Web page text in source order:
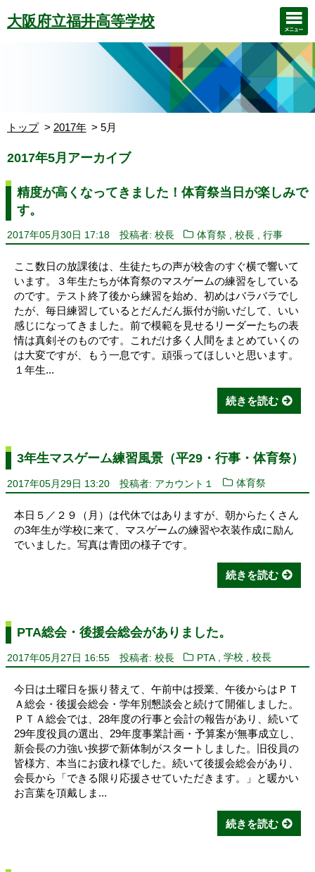
大阪府立福井高等学校
トップ 2017年 5月
2017年5月アーカイブ
精度が高くなってきました！体育祭当日が楽しみで
す。
2017年05月30日 17:18 投稿者: 校長 体育祭 ,校長 ,行事
ここ数日の放課後は、生徒たちの声が校舎のすぐ横で響いて
います。３年生たちが体育祭のマスゲームの練習をしている
のです。テスト終了後から練習を始め、初めはバラバラでし
たが、毎日練習しているとだんだん振付が揃いだして、いい
感じになってきました。前で模範を見せるリーダーたちの表
情は真剣そのものです。これだけ多く人間をまとめていくの
は大変ですが、もう一息です。頑張ってほしいと思います。
１年生...
続きを読む
3年生マスゲーム練習風景（平29・行事・体育祭）
2017年05月29日 13:20 投稿者: アカウント１ 体育祭
本日５／２９（月）は代休ではありますが、朝からたくさん
の3年生が学校に来て、マスゲームの練習や衣装作成に励ん
でいました。写真は青団の様子です。
続きを読む
PTA総会・後援会総会がありました。
2017年05月27日 16:55 投稿者: 校長 PTA ,学校 ,校長
今日は土曜日を振り替えて、午前中は授業、午後からはＰＴ
Ａ総会・後援会総会・学年別懇談会と続けて開催しました。
ＰＴＡ総会では、28年度の行事と会計の報告があり、続いて
29年度役員の選出、29年度事業計画・予算案が無事成立し、
新会長の力強い挨拶で新体制がスタートしました。旧役員の
皆様方、本当にお疲れ様でした。続いて後援会総会があり、
会長から「できる限り応援させていただきます。」と暖かい
お言葉を頂戴しま...
続きを読む